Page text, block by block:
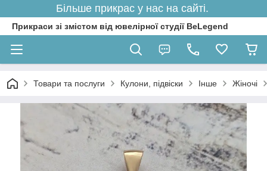
Більше прикрас у нас на сайті.
Прикраси зі змістом від ювелірної студії BeLegend
Товари та послуги Кулони, підвіски Інше Жіночі